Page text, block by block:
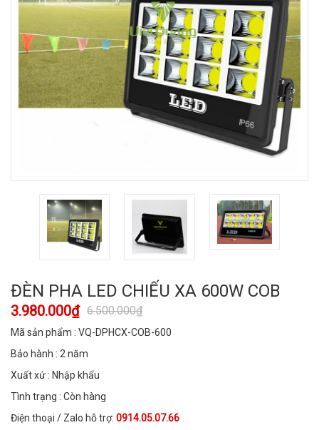
ĐÈN PHA LED CHIẾU XA 600W COB
3.980.000₫ 6.500.000₫
Mã sản phẩm : VQ-DPHCX-COB-600
Bảo hành : 2 năm
Xuất xứ : Nhập khẩu
Tình trạng : Còn hàng
Điện thoại / Zalo hỗ trợ: 0914.05.07.66